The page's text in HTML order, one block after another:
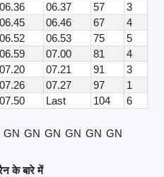
06.36 06.37 57
3
06.45 06.46 67
4
06.52 06.53 75
5
06.59 07.00 81
4
07.20 07.21 91
3
07.26 07.27 97
1
07.50 Last 104
6
GN GN GN GN GN GN
के बारे में